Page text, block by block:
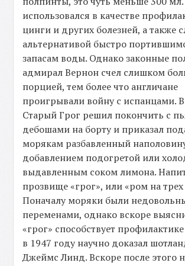
использовался в качестве
цинги и других болезней, а также
альтернативой быстро
запасам воды. Однако законные
адмирал Вернон счел слишком
порцией, тем более что англичане
проигрывали войну с испанцами.
Старый Грог решил покончить с
дебошами на борту и приказал
морякам разбавленный
добавлением подогретой или
выдавленным соком лимона.
прозвище «грог», или «ром на трех
Поначалу моряки были
переменами, однако вскоре
«грог» способствует
в 1947 году научно доказал
Джеймс Линд. Вскоре после этого